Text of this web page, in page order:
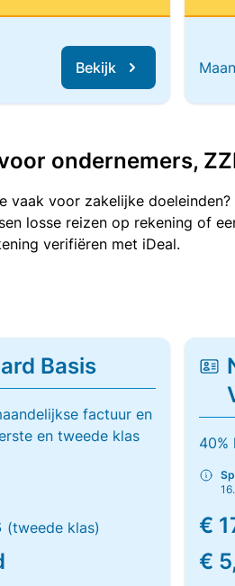
Bekijk
ondernemers,
vaak voor zakelijke
losse reizen op rekening of
verifiëren met iDeal.
Basis
factuur en
en tweede klas
(tweede klas)
40%
€
€